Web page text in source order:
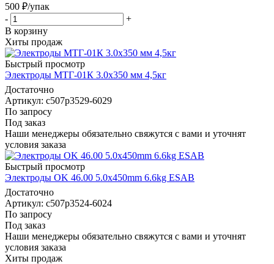
500 ₽/упак
-
+
В корзину
Хиты продаж
Быстрый просмотр
Электроды МТГ-01К 3.0x350 мм 4,5кг
Достаточно
Артикул: c507p3529-6029
По запросу
Под заказ
Наши менеджеры обязательно свяжутся с вами и уточнят
условия заказа
Быстрый просмотр
Электроды OK 46.00 5.0x450mm 6.6kg ESAB
Достаточно
Артикул: c507p3524-6024
По запросу
Под заказ
Наши менеджеры обязательно свяжутся с вами и уточнят
условия заказа
Хиты продаж